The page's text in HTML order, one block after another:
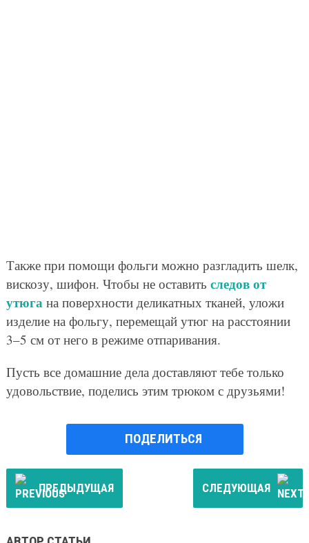
Также при помощи фольги можно разгладить шелк,
вискозу, шифон. Чтобы не оставить следов от
утюга на поверхности деликатных тканей, уложи
изделие на фольгу, перемещай утюг на расстоянии
3–5 см от него в режиме отпаривания.
Пусть все домашние дела доставляют тебе только
удовольствие, поделись этим трюком с друзьями!
ПОДЕЛИТЬСЯ
ПРЕДЫДУЩАЯ СЛЕДУЮЩАЯ